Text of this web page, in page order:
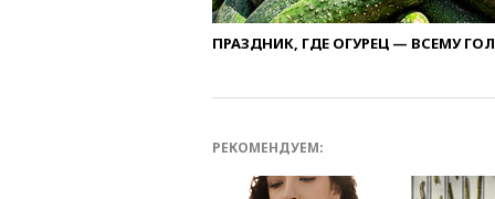
ПРАЗДНИК, ГДЕ ОГУРЕЦ — ВСЕМУ
РЕКОМЕНДУЕМ: